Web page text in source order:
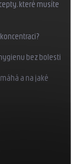
které musíte
bez bolesti
a na jaké